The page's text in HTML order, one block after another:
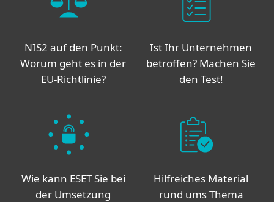
NIS2 auf den Punkt:
Worum geht es in der
EU-Richtlinie?
Ist Ihr Unternehmen
betroffen? Machen Sie
den Test!
Wie kann ESET Sie bei
der Umsetzung
Hilfreiches Material
rund ums Thema